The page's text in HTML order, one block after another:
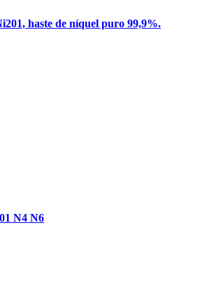
haste de níquel puro 99,9%.
N4 N6